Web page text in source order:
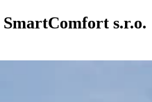
s.r.o.